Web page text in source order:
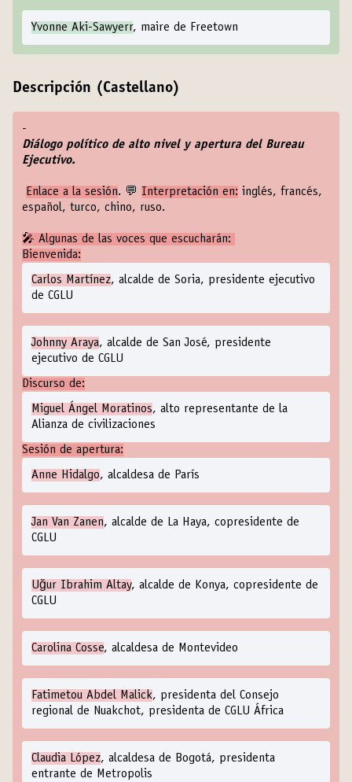
Yvonne Aki-Sawyerr, maire de Freetown
Descripción (Castellano)
-
Diálogo político de alto nivel y apertura del Bureau
Ejecutivo.
Enlace a la sesión. 💬 Interpretación en: inglés, francés,
español, turco, chino, ruso.
🎤 Algunas de las voces que escucharán:
Bienvenida:
Carlos Martínez, alcalde de Soria, presidente ejecutivo
de CGLU
Johnny Araya, alcalde de San José, presidente
ejecutivo de CGLU
Discurso de:
Miguel Ángel Moratinos, alto representante de la
Alianza de civilizaciones
Sesión de apertura:
Anne Hidalgo, alcaldesa de París
Jan Van Zanen, alcalde de La Haya, copresidente de
CGLU
Uğur Ibrahim Altay, alcalde de Konya, copresidente de
CGLU
Carolina Cosse, alcaldesa de Montevideo
Fatimetou Abdel Malick, presidenta del Consejo
regional de Nuakchot, presidenta de CGLU África
Claudia López, alcaldesa de Bogotá, presidenta
entrante de Metropolis